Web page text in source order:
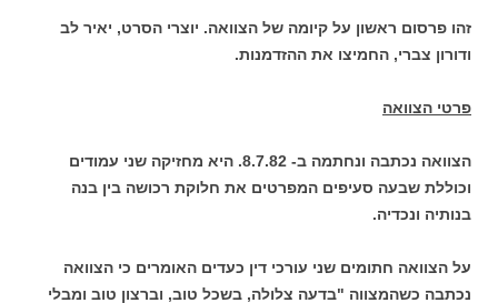
זהו פרסום ראשון על קיומה של הצוואה. יוצרי הסרט, יאיר לב
ודורון צברי, החמיצו את ההזדמנות.
פרטי הצוואה
הצוואה נכתבה ונחתמה ב- 8.7.82. היא מחזיקה שני עמודים
וכוללת שבעה סעיפים המפרטים את חלוקת רכושה בין בנה
בנותיה ונכדיה.
על הצוואה חתומים שני עורכי דין כעדים האומרים כי הצוואה
נכתבה כשהמצווה "בדעה צלולה, בשכל טוב, וברצון טוב ומבלי